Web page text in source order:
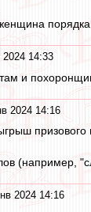
2024 14:33
и
2024 14:16
призового
(например,
2024 14:16